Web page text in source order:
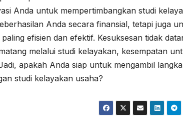
Anda untuk mempertimbangkan studi
Anda secara finansial, tetapi juga
efisien dan efektif. Kesuksesan tidak
melalui studi kelayakan, kesempatan
apakah Anda siap untuk mengambil
studi kelayakan usaha?